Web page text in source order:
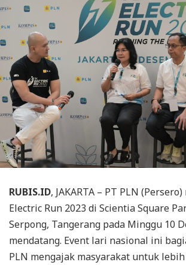
RUBIS.ID, JAKARTA – PT PLN
Electric Run 2023 di Scientia Square
Serpong, Tangerang pada Minggu 10
mendatang. Event lari nasional ini
PLN mengajak masyarakat untuk